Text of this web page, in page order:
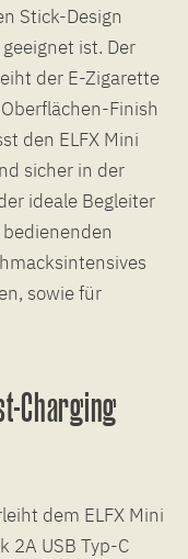
Stick-Design
ist. Der
der E-Zigarette
Finish
den ELFX Mini
sicher in der
ideale Begleiter
sowie für
Charging
dem ELFX Mini
2A USB Typ-C